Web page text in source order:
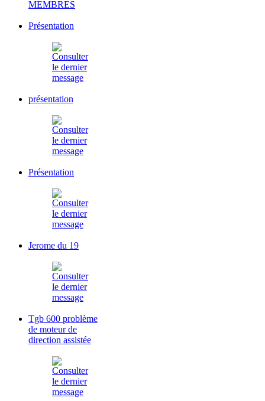
MEMBRES
Présentation
présentation
Présentation
Jerome du 19
Tgb 600 problème
de moteur de
direction assistée